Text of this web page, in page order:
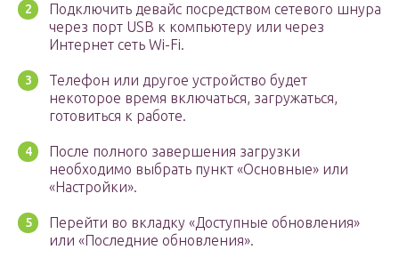
Подключить девайс посредством сетевого шнура
через порт USB к компьютеру или через
Интернет сеть Wi-Fi.
Телефон или другое устройство будет
некоторое время включаться, загружаться,
готовиться к работе.
После полного завершения загрузки
необходимо выбрать пункт «Основные» или
«Настройки».
Перейти во вкладку «Доступные обновления»
или «Последние обновления».